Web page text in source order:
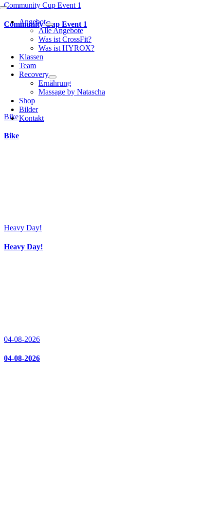
Toggle
NavigationAngebot
Alle Angebote
Was ist CrossFit?
Was ist HYROX?
Klassen
Team
Recovery
Ernährung
Massage by Natascha
Shop
Bilder
Kontakt
Community Cup Event 1
Community Cup Event 1
Bike
Bike
Heavy Day!
Heavy Day!
04-08-2026
04-08-2026